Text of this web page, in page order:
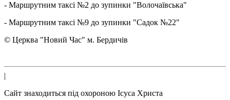
- Маршрутним таксі №2 до зупинки "Волочаївська"
- Маршрутним таксі №9 до зупинки "Садок №22"
© Церква "Новий Час" м. Бердичів
|
Сайт знаходиться під охороною Ісуса Христа